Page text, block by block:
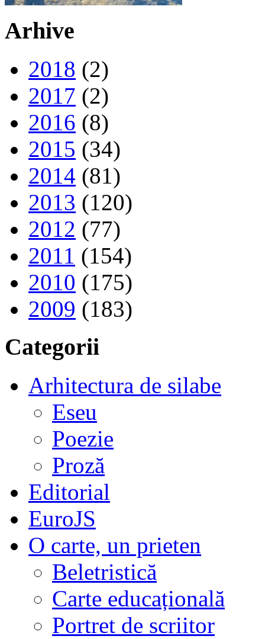
Arhive
2018 (2)
2017 (2)
2016 (8)
2015 (34)
2014 (81)
2013 (120)
2012 (77)
2011 (154)
2010 (175)
2009 (183)
Categorii
Arhitectura de silabe
Eseu
Poezie
Proză
Editorial
EuroJS
O carte, un prieten
Beletristică
Carte educațională
Portret de scriitor